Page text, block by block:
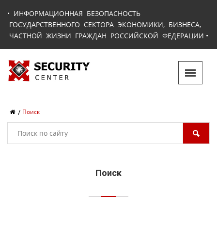
• ИНФОРМАЦИОННАЯ БЕЗОПАСНОСТЬ
ГОСУДАРСТВЕННОГО СЕКТОРА ЭКОНОМИКИ, БИЗНЕСА,
ЧАСТНОЙ ЖИЗНИ ГРАЖДАН РОССИЙСКОЙ ФЕДЕРАЦИИ •
Поиск
Поиск